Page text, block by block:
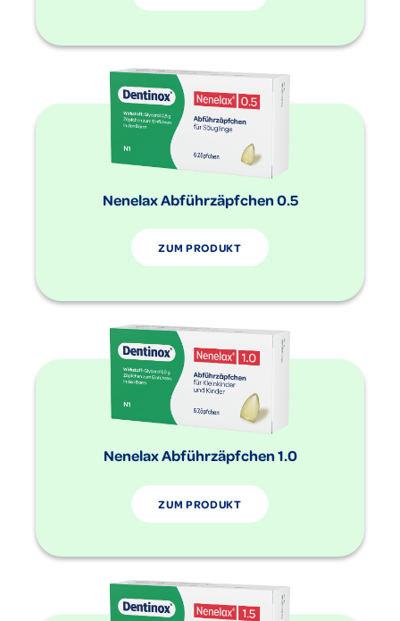
Nenelax Abführzäpfchen 0.5
ZUM PRODUKT
Nenelax Abführzäpfchen 1.0
ZUM PRODUKT